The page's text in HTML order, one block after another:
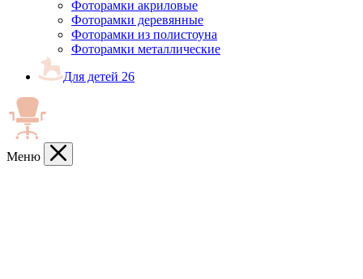
Фоторамки акриловые
Фоторамки деревянные
Фоторамки из полистоуна
Фоторамки металлические
Для детей 26
Меню